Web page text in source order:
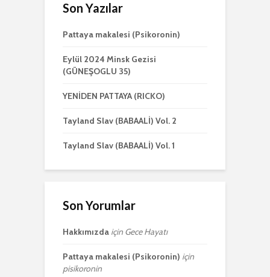
Son Yazılar
Pattaya makalesi (Psikoronin)
Eylül 2024 Minsk Gezisi
(GÜNEŞOGLU 35)
YENİDEN PATTAYA (RICKO)
Tayland Slav (BABAALİ) Vol. 2
Tayland Slav (BABAALİ) Vol. 1
Son Yorumlar
Hakkımızda için Gece Hayatı
Pattaya makalesi (Psikoronin) için
pisikoronin